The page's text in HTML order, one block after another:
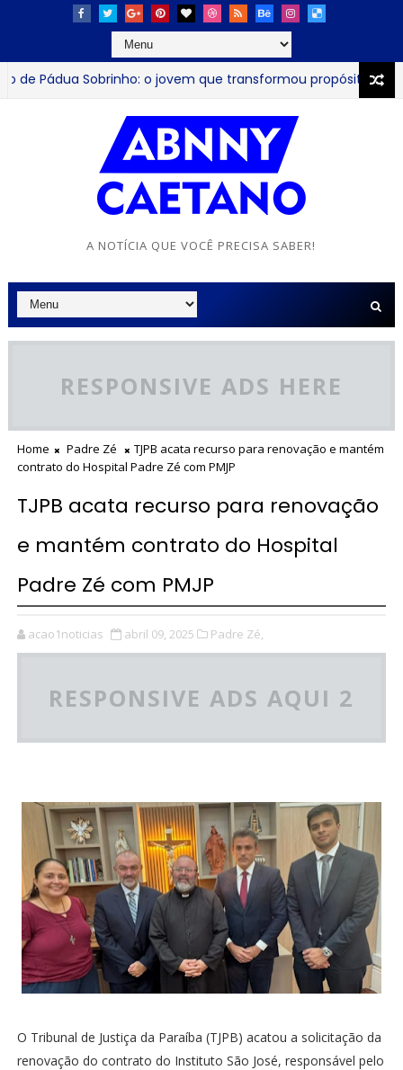
Pádua Sobrinho: o jovem que transformou propósito em
A NOTÍCIA QUE VOCÊ PRECISA SABER!
RESPONSIVE ADS HERE
Home Padre Zé
TJPB acata recurso para renovação e mantém
contrato do Hospital Padre Zé com PMJP
TJPB acata recurso para renovação
e mantém contrato do Hospital
Padre Zé com PMJP
acao1noticias abril 09, 2025 Padre Zé,
RESPONSIVE ADS AQUI 2
O Tribunal de Justiça da Paraíba (TJPB) acatou a solicitação da
renovação do contrato do Instituto São José, responsável pelo